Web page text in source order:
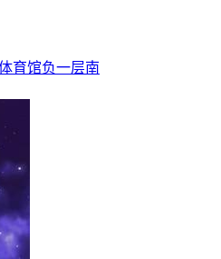
育馆负一层南